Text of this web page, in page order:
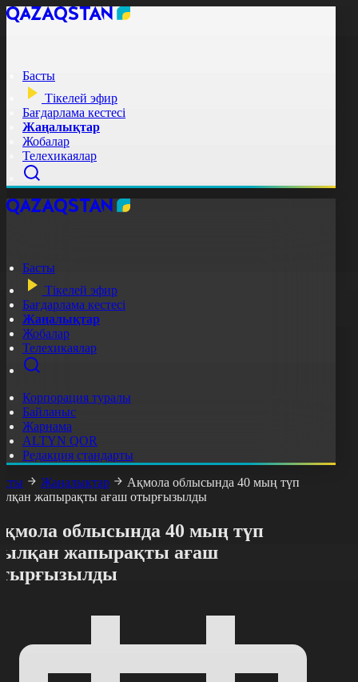
Басты
Тікелей эфир
Бағдарлама кестесі
Жаңалықтар
Жобалар
Телехикаялар
Басты
Тікелей эфир
Бағдарлама кестесі
Жаңалықтар
Жобалар
Телехикаялар
Корпорация туралы
Байланыс
Жарнама
ALTYN QOR
Редакция стандарты
Жаңалықтар
Ақмола облысында 40 мың түп
жапырақты ағаш отырғызылды
облысында 40 мың түп
жапырақты ағаш